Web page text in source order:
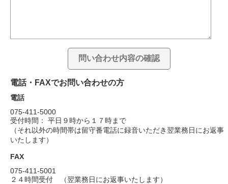
電話・FAXでお問い合わせの方
電話
075-411-5000
受付時間： 平日９時から１７時まで
（それ以外の時間帯は留守番電話に録音いただき翌業務日にお返事
いたします）
FAX
075-411-5001
２４時間受付 （翌業務日にお返事いたします）